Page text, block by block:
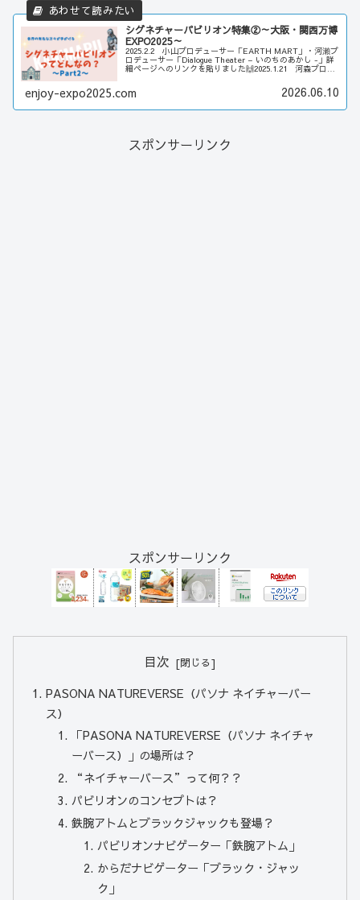
シグネチャーパビリオン特集②～大阪・関西万博
EXPO2025～
2025.2.2 小山プロデューサー「EARTH MART」・河瀨プ
ロデューサー「Dialogue Theater – いのちのあかし -」詳
細ページへのリンクを貼りました🙌2025.1.21 河森プロデ
enjoy-expo2025.com 2026.06.10
スポンサーリンク
スポンサーリンク
目次
PASONA NATUREVERSE（パソナ ネイチャーバー
ス）
「PASONA NATUREVERSE（パソナ ネイチャ
ーバース）」の場所は？
“ネイチャーバース”って何？？
パビリオンのコンセプトは？
鉄腕アトムとブラックジャックも登場？
パビリオンナビゲーター「鉄腕アトム」
からだナビゲーター「ブラック・ジャッ
ク」